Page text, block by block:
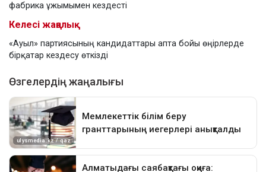
фабрика ұжымымен кездесті
Келесі жаңалық
«Ауыл» партиясының кандидаттары апта бойы өңірлерде
бірқатар кездесу өткізді